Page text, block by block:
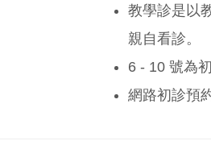
教學診是以
親自看診。
6 - 10 號為
網路初診預